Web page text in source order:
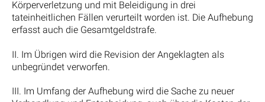
Körperverletzung und mit Beleidigung in drei
tateinheitlichen Fällen verurteilt worden ist. Die Aufhebung
erfasst auch die Gesamtgeldstrafe.
II. Im Übrigen wird die Revision der Angeklagten als
unbegründet verworfen.
III. Im Umfang der Aufhebung wird die Sache zu neuer